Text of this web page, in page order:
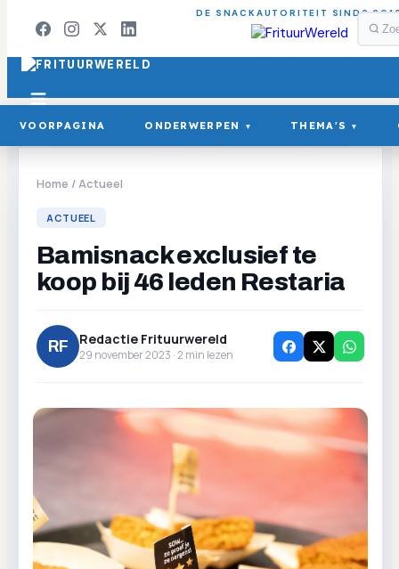
DE SNACKAUTORITEIT SINDS
VOORPAGINA ONDERWERPEN ▾ THEMA'S ▾
Home /Actueel
ACTUEEL
Bamisnack exclusief te
koop bij 46 leden Restaria
RF Redactie Frituurwereld
29 november 2023 ·2 min lezen